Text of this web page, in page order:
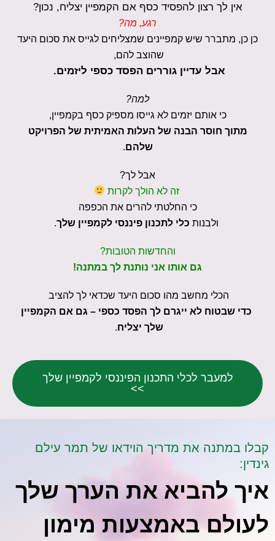
אין לך רצון להפסיד כסף אם הקמפיין יצליח, נכון?
רגע, מה?
כן כן, מתברר שיש קמפיינים שמצליחים לגייס את סכום היעד
שהוצב להם,
אבל עדיין גוררים הפסד כספי ליזמים.
למה?
כי אותם יזמים לא גייסו מספיק כסף בקמפיין,
מתוך חוסר הבנה של העלות האמיתית של הפרויקט
שלהם.
אבל לך?
זה לא הולך לקרות
כי החלטתי להרים את הכפפה
ולבנות כלי לתכנון פיננסי לקמפיין שלך.
והחדשות הטובות?
גם אותו אני נותנת לך במתנה!
הכלי מחשב מהו סכום היעד שכדאי לך להציב
כדי שבטוח לא ייגרם לך הפסד כספי – גם אם הקמפיין
שלך יצליח.
למעבר לכלי התכנון הפיננסי לקמפיין שלך
>>
קבלו במתנה את מדריך הוידאו של תמר עילם
גינדין:
איך להביא את הערך שלך
לעולם באמצעות מימון